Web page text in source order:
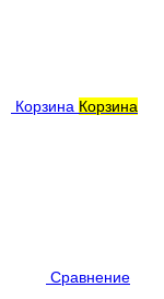
Корзина Корзина
Сравнение